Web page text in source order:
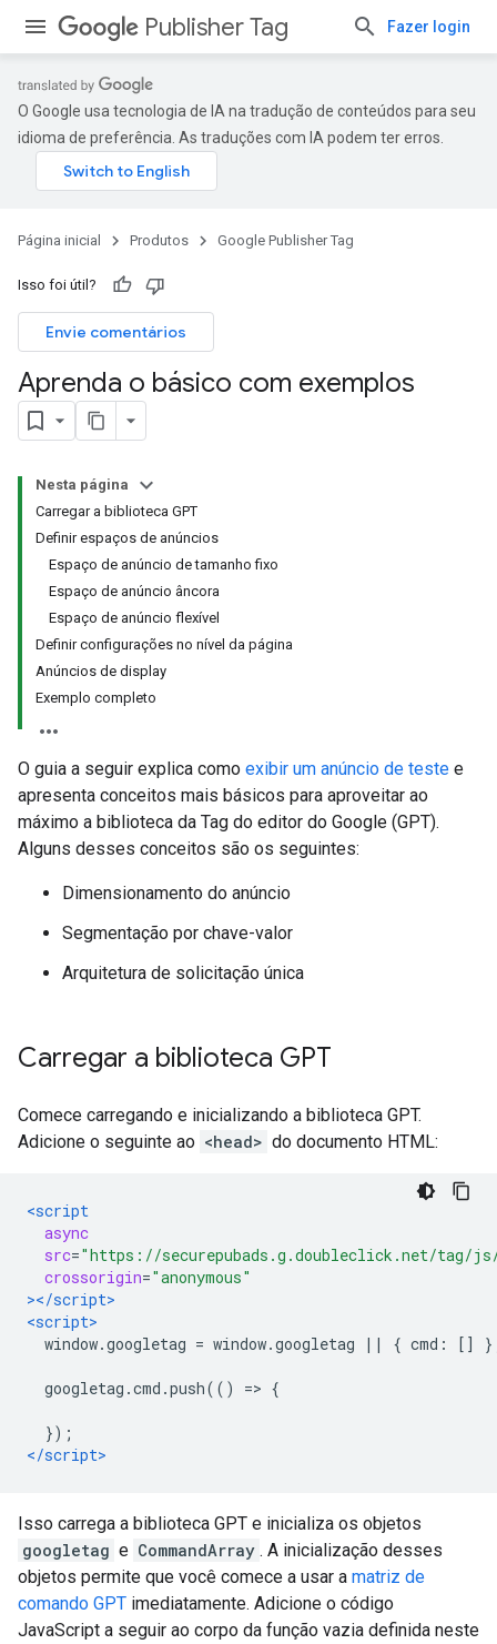
Publisher Tag Fazer login
O Google usa tecnologia de IA na tradução de conteúdos para seu
idioma de preferência. As traduções com IA podem ter erros.
Página inicial Produtos Google Publisher Tag
Isso foi útil?
Envie comentários
Aprenda o básico com exemplos
Nesta página
Carregar a biblioteca GPT
Definir espaços de anúncios
Espaço de anúncio de tamanho fixo
Espaço de anúncio âncora
Espaço de anúncio flexível
Definir configurações no nível da página
Anúncios de display
Exemplo completo
O guia a seguir explica como exibir um anúncio de teste e
apresenta conceitos mais básicos para aproveitar ao
máximo a biblioteca da Tag do editor do Google (GPT).
Alguns desses conceitos são os seguintes:
Dimensionamento do anúncio
Segmentação por chave-valor
Arquitetura de solicitação única
Carregar a biblioteca GPT
Comece carregando e inicializando a biblioteca GPT.
Adicione o seguinte ao <head> do documento HTML:
<script
async
src="https://securepubads.g.doubleclick.net/tag/
crossorigin="anonymous"
></script>
<script>
window.googletag = window.googletag || { cmd : []
googletag .cmd .push(() => {
});
</script>
Isso carrega a biblioteca GPT e inicializa os objetos
googletag e CommandArray . A inicialização desses
objetos permite que você comece a usar a matriz de
comando GPT imediatamente. Adicione o código
JavaScript a seguir ao corpo da função vazia definida neste